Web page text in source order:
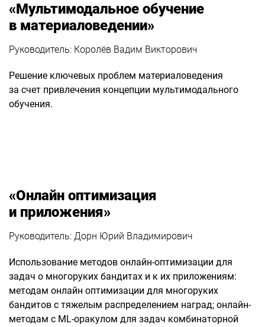
«Мультимодальное обучение
в материаловедении»
Руководитель: Королёв Вадим Викторович
Решение ключевых проблем материаловедения
за счет привлечения концепции мультимодального
обучения.
«Онлайн оптимизация
и приложения»
Руководитель: Дорн Юрий Владимирович
Использование методов онлайн-оптимизации для
задач о многоруких бандитах и к их приложениям:
методам онлайн оптимизации для многоруких
бандитов с тяжелым распределением наград; онлайн-
методам с ML-оракулом для задач комбинаторной